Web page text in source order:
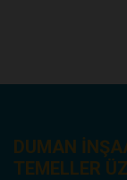
DUMAN
TEMELLER